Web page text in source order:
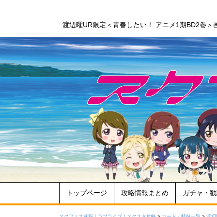
渡辺曜UR限定＜青春したい！ アニメ1期BD2巻
トップページ 攻略情報まとめ ガチャ・